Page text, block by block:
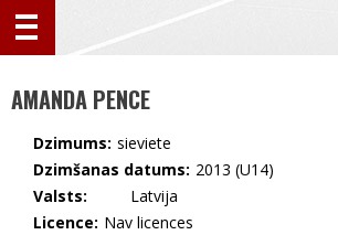
AMANDA PENCE
Dzimums: sieviete
Dzimšanas datums: 2013 (U14)
Valsts:
🇱🇻 Latvija
Licence: Nav licences